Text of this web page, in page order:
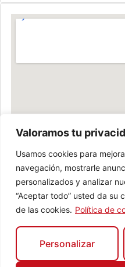
Valoramos tu
Usamos cookies para
navegación, mostrarle
personalizados y analizar
“Aceptar todo” usted da su
de las cookies. Política de
Personalizar